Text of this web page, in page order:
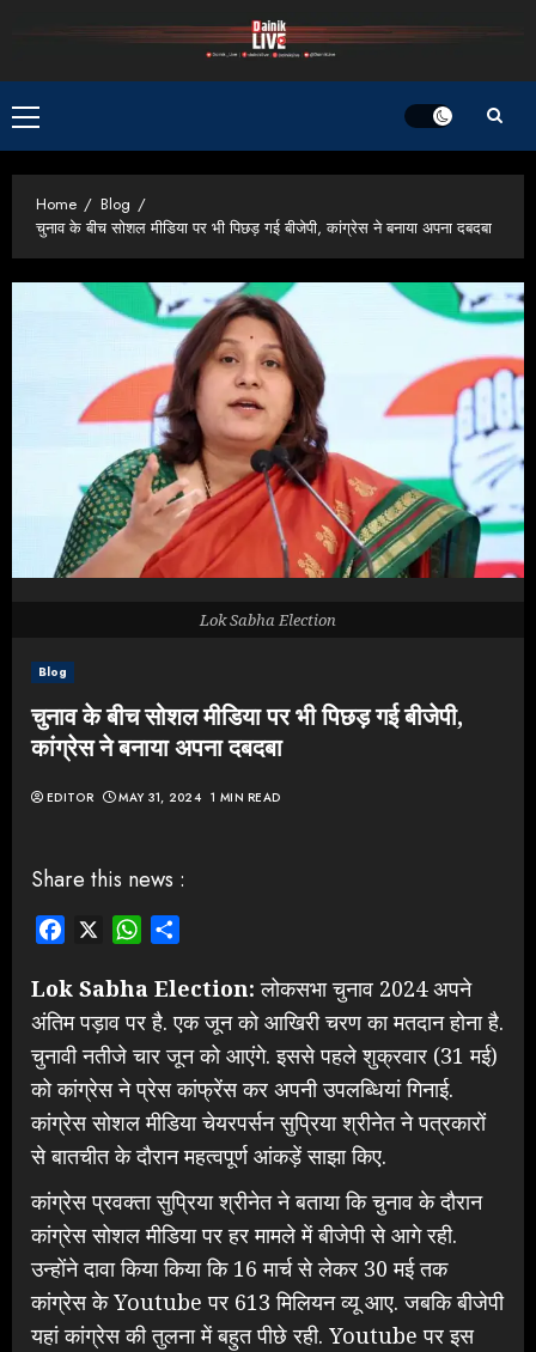
Primary
Menu
Home
Blog
चुनाव के बीच सोशल मीडिया पर भी पिछड़ गई बीजेपी, कांग्रेस ने बनाया अपना दबदबा
Blog
चुनाव के बीच सोशल मीडिया पर भी पिछड़ गई बीजेपी,
कांग्रेस ने बनाया अपना दबदबा
EDITOR MAY 31, 2024 1 MIN READ
Lok Sabha Election
Share this news :
Facebook WhatsApp
Lok Sabha Election:लोकसभा चुनाव 2024 अपने
अंतिम पड़ाव पर है. एक जून को आखिरी चरण का मतदान होना है.
चुनावी नतीजे चार जून को आएंगे. इससे पहले शुक्रवार (31 मई)
को कांग्रेस ने प्रेस कांफ्रेंस कर अपनी उपलब्धियां गिनाई.
कांग्रेस सोशल मीडिया चेयरपर्सन सुप्रिया श्रीनेत ने पत्रकारों
से बातचीत के दौरान महत्वपूर्ण आंकड़ें साझा किए.
कांग्रेस प्रवक्ता सुप्रिया श्रीनेत ने बताया कि चुनाव के दौरान
कांग्रेस सोशल मीडिया पर हर मामले में बीजेपी से आगे रही.
उन्होंने दावा किया किया कि 16 मार्च से लेकर 30 मई तक
कांग्रेस के Youtube पर 613 मिलियन व्यू आए. जबकि बीजेपी
यहां कांग्रेस की तुलना में बहुत पीछे रही. Youtube पर इस